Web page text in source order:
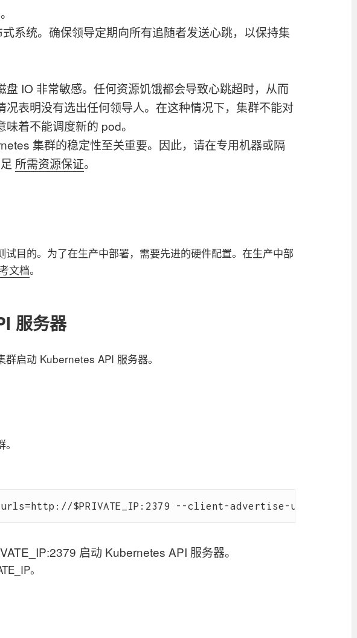
系统。确保领导定期向所有追随者发送心跳，以保持集
IO 非常敏感。任何资源饥饿都会导致心跳超时，从而
况表明没有选出任何领导人。在这种情况下，集群不能对
着不能调度新的 pod。
集群的稳定性至关重要。因此，请在专用机器或隔
所需资源保证。
目的。为了在生产中部署，需要先进的硬件配置。在生产中部
文档。
服务器
启动 Kubernetes API 服务器。
启动 Kubernetes API 服务器。
。